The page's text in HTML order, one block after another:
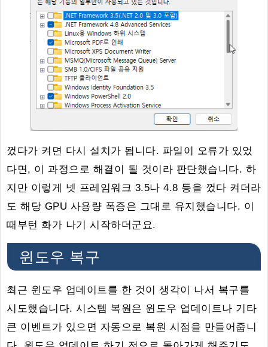
껐다가 켜면 다시 설치가 됩니다. 파일이 오류가 있었
다면, 이 과정으로 해결이 될 것이라 판단했습니다. 하
지만 이렇게 넷 프레임워크 3.5나 4.8 등을 껐다 켜더라
도 해당 GPU 사용량 폭증은 그대로 유지했습니다. 이
때부턴 화가 나기 시작하더군요.
윈도우 복구
최근 윈도우 업데이트를 한 것이 생각이 나서 복구를
시도했습니다. 시스템 복원은 윈도우 업데이트나 기타
큰 이벤트가 있으면 자동으로 복원 시점을 만들어줍니